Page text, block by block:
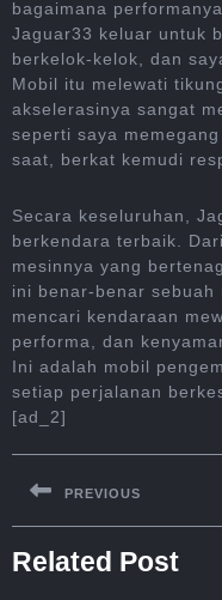
bagaimana
Jaguar33 keluar untuk
berkelok-kelok, dan
Mobil itu melewati
akselerasinya sangat
seperti saya
saat, berkat kemudi
Secara keseluruhan,
berkendara terbaik.
mesinnya yang
ini benar-benar sebuah
mencari kendaraan
performa, dan
Ini adalah mobil
setiap perjalanan
[ad_2]
Post
navigation
PREVIOUS
post:
Related Post